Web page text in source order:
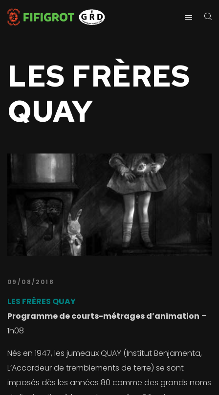
LES FRÈRES
QUAY
09/08/2018
LES FRÈRES QUAY
Programme de courts-métrages d’animation –
1h08
Nés en 1947, les jumeaux QUAY (Institut Benjamenta,
L’Accordeur de tremblements de terre) se sont
imposés dès les années 80 comme des grands noms